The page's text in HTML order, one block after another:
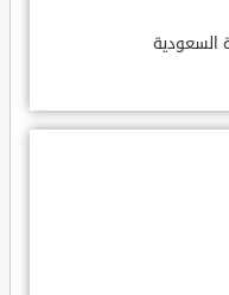
السعودية